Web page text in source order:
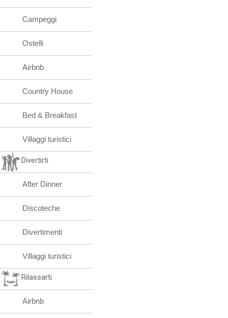
Campeggi
Ostelli
Airbnb
Country House
Bed & Breakfast
Villaggi turistici
Divertirti
After Dinner
Discoteche
Divertimenti
Villaggi turistici
Rilassarti
Airbnb